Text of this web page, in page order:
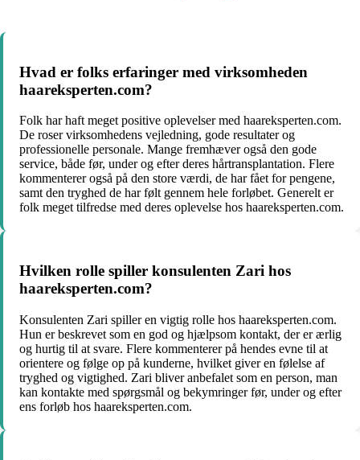
Hvad er folks erfaringer med virksomheden
haareksperten.com?
Folk har haft meget positive oplevelser med haareksperten.com.
De roser virksomhedens vejledning, gode resultater og
professionelle personale. Mange fremhæver også den gode
service, både før, under og efter deres hårtransplantation. Flere
kommenterer også på den store værdi, de har fået for pengene,
samt den tryghed de har følt gennem hele forløbet. Generelt er
folk meget tilfredse med deres oplevelse hos haareksperten.com.
Hvilken rolle spiller konsulenten Zari hos
haareksperten.com?
Konsulenten Zari spiller en vigtig rolle hos haareksperten.com.
Hun er beskrevet som en god og hjælpsom kontakt, der er ærlig
og hurtig til at svare. Flere kommenterer på hendes evne til at
orientere og følge op på kunderne, hvilket giver en følelse af
tryghed og vigtighed. Zari bliver anbefalet som en person, man
kan kontakte med spørgsmål og bekymringer før, under og efter
ens forløb hos haareksperten.com.